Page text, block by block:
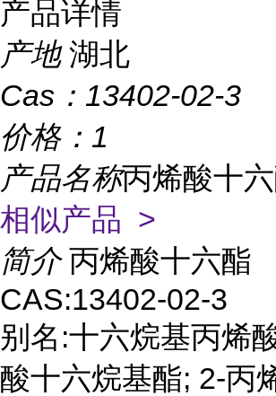
产品详情
产地 湖北
Cas： 13402-02-3
价格： 1
产品名称丙烯酸十
相似产品 >
简介 丙烯酸十六酯
CAS:13402-02-3
别名:十六烷基丙烯
酸十六烷基酯; 2-丙